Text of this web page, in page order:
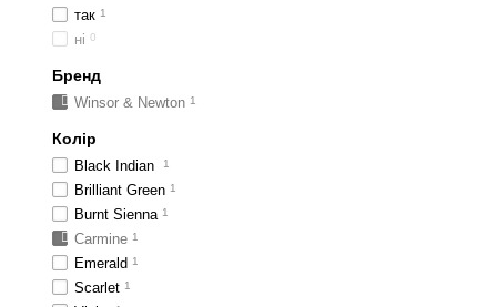
так 1
ні 0
Бренд
Winsor & Newton 1
Колір
Black Indian 1
Brilliant Green 1
Burnt Sienna 1
Carmine 1
Emerald 1
Scarlet 1